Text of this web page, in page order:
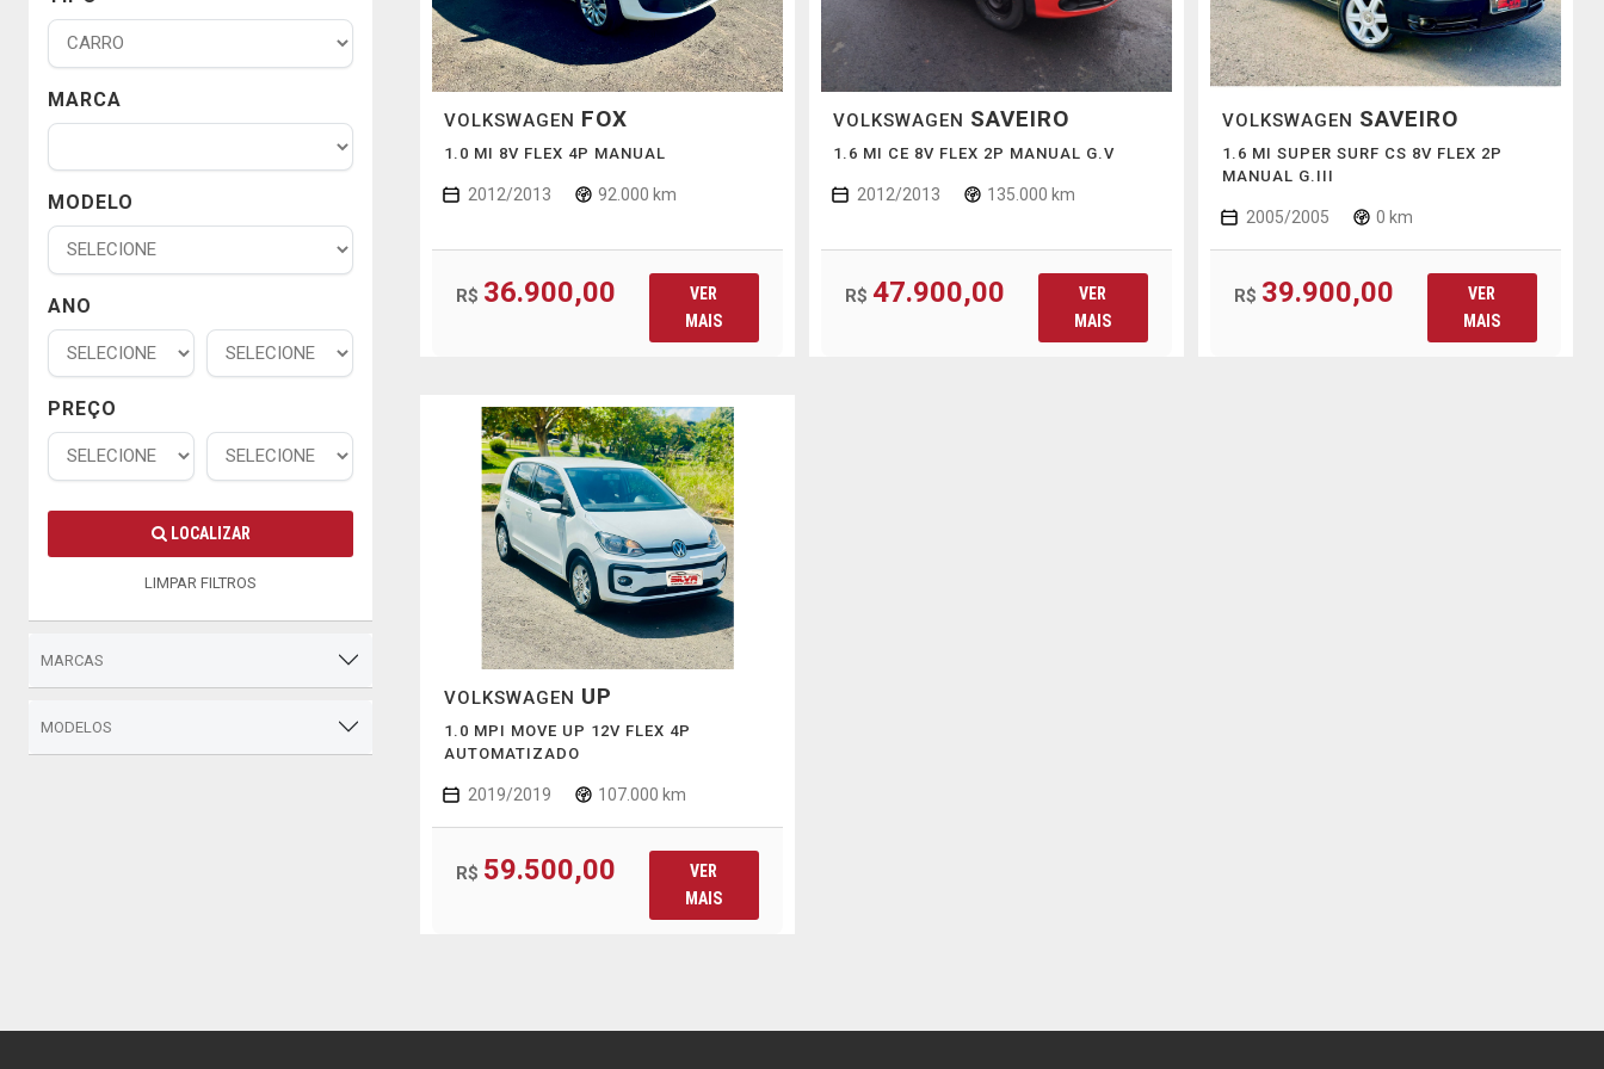
MARCA
MODELO
ANO
PREÇO
LOCALIZAR
LIMPAR FILTROS
MARCAS
MODELOS
VOLKSWAGEN FOX
1.0 MI 8V FLEX 4P MANUAL
2012/2013 92.000 km
R$ 36.900,00
VER
MAIS
VOLKSWAGEN SAVEIRO
1.6 MI CE 8V FLEX 2P MANUAL G.V
2012/2013 135.000 km
R$ 47.900,00
VER
MAIS
VOLKSWAGEN SAVEIRO
1.6 MI SUPER SURF CS 8V FLEX 2P
MANUAL G.III
2005/2005 0 km
R$ 39.900,00
VER
MAIS
VOLKSWAGEN UP
1.0 MPI MOVE UP 12V FLEX 4P
AUTOMATIZADO
2019/2019 107.000 km
R$ 59.500,00
VER
MAIS